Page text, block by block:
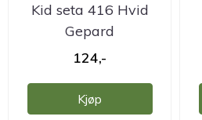
Kid seta 416 Hvid
Gepard
124,-
Kjøp